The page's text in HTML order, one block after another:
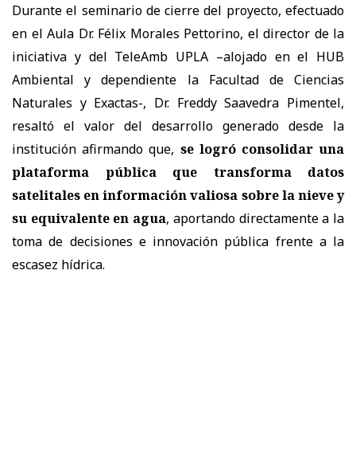
Durante el seminario de cierre del proyecto, efectuado
en el Aula Dr. Félix Morales Pettorino, el director de la
iniciativa y del TeleAmb UPLA –alojado en el HUB
Ambiental y dependiente la Facultad de Ciencias
Naturales y Exactas-, Dr. Freddy Saavedra Pimentel,
resaltó el valor del desarrollo generado desde la
institución afirmando que, se logró consolidar una
plataforma pública que transforma datos
satelitales en información valiosa sobre la nieve y
su equivalente en agua, aportando directamente a la
toma de decisiones e innovación pública frente a la
escasez hídrica.